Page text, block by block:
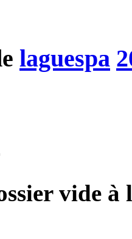
laguespa
vide à